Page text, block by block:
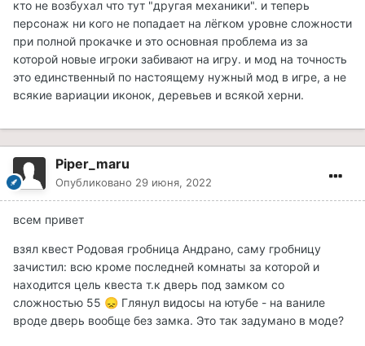
кто не возбухал что тут "другая механики". и теперь
персонаж ни кого не попадает на лёгком уровне сложности
при полной прокачке и это основная проблема из за
которой новые игроки забивают на игру. и мод на точность
это единственный по настоящему нужный мод в игре, а не
всякие вариации иконок, деревьев и всякой херни.
Piper_maru
Опубликовано 29 июня, 2022
всем привет
взял квест Родовая гробница Андрано, саму гробницу
зачистил: всю кроме последней комнаты за которой и
находится цель квеста т.к дверь под замком со
сложностью 55 😞 Глянул видосы на ютубе - на ваниле
вроде дверь вообще без замка. Это так задумано в моде?